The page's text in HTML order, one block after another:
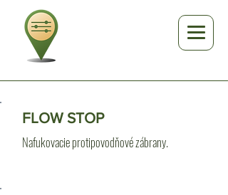
FLOW STOP
Nafukovacie protipovodňové zábrany.